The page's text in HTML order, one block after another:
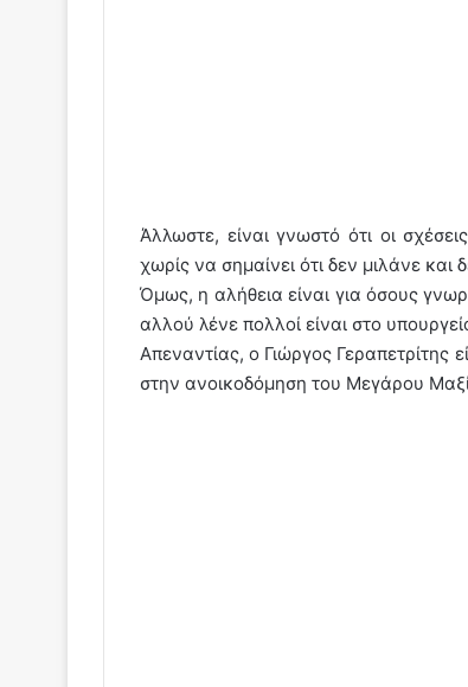
Άλλωστε, είναι γνωστό ότι οι
χωρίς να σημαίνει ότι δεν μιλάνε και
Όμως, η αλήθεια είναι για όσους
αλλού λένε πολλοί είναι στο
Απεναντίας, ο Γιώργος
στην ανοικοδόμηση του Μεγάρου